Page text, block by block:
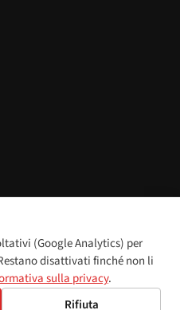
Impostazioni cookie
简体中文Polski
(Google Analytics) per
disattivati finché non li
sulla privacy.
Rifiuta